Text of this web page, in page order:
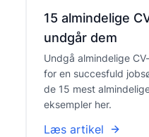
15 almindelige
undgår dem
Undgå almindelige
for en succesfuld
de 15 mest
eksempler her.
Læs artikel